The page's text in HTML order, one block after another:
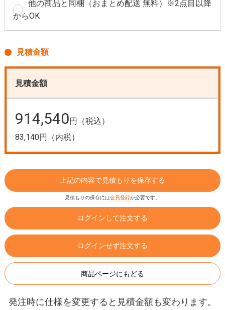
他の商品と同梱（おまとめ配送 無料）※2点目以降
からOK
見積金額
見積金額
914,540円（税込）
83,140円（内税）
上記の内容で見積もりを保存する
見積もりの保存には会員登録が必要です。
ログインして注文する
ログインせず注文する
商品ページにもどる
発注時に仕様を変更すると見積金額も変わります。